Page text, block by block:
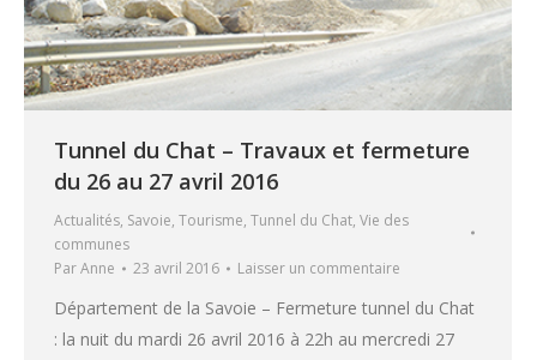
Tunnel du Chat – Travaux et fermeture
du 26 au 27 avril 2016
Actualités, Savoie, Tourisme, Tunnel du Chat, Vie des
communes
ParAnne 23 avril 2016 Laisser un commentaire
Département de la Savoie – Fermeture tunnel du Chat
: la nuit du mardi 26 avril 2016 à 22h au mercredi 27